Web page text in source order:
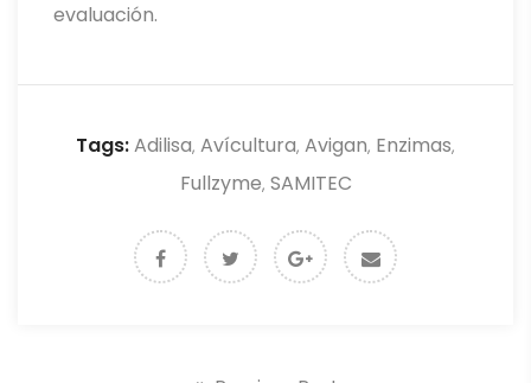
evaluación.
Tags:Adilisa, Avícultura, Avigan, Enzimas,
Fullzyme, SAMITEC